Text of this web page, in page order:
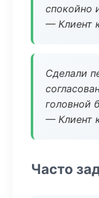
спокойно
— Клиент
Сделали
головной
— Клиент
Часто